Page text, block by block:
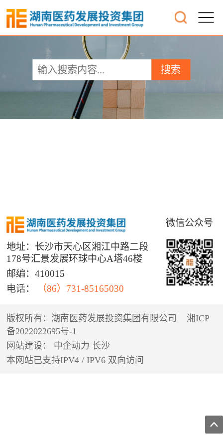
搜索
地址：长沙市天心区湘江中路二段
178号汇景发展环球中心A塔46楼
邮编：410015
电话：
（86）731-85165030
微信公众号
版权所有：湖南医药发展投资集团有限公司 湘ICP
备2022022695号-1
网站建设： 中企动力 长沙
本网站已支持IPV4 / IPV6 双向访问